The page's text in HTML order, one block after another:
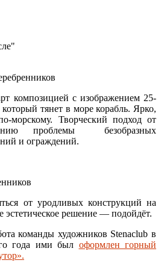
композицией с изображением 25-
тянет в море корабль. Ярко,
морскому. Творческий подход от
проблемы безобразных
и ограждений.
от уродливых конструкций на
эстетическое решение — подойдёт.
команды художников Stenaclub в
года ими был оформлен горный